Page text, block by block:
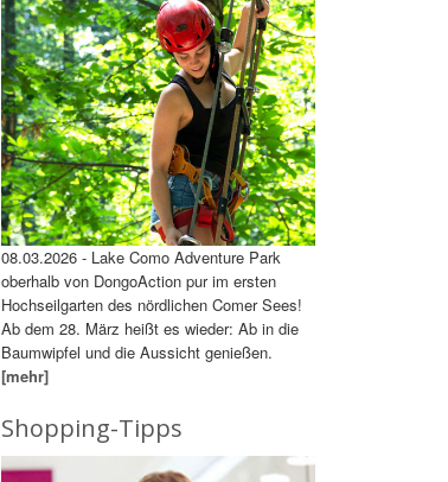
08.03.2026 - Lake Como Adventure Park
oberhalb von DongoAction pur im ersten
Hochseilgarten des nördlichen Comer Sees!
Ab dem 28. März heißt es wieder: Ab in die
Baumwipfel und die Aussicht genießen.
[mehr]
Shopping-Tipps